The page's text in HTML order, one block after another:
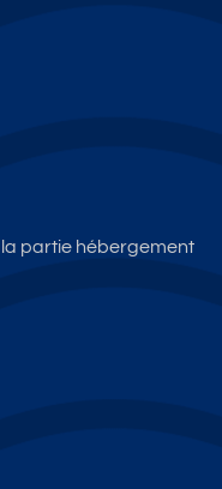
E
partie hébergement